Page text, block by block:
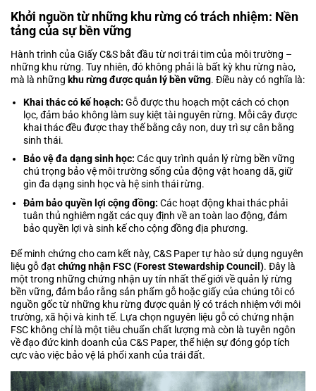
Khởi nguồn từ những khu rừng có trách nhiệm: Nền
tảng của sự bền vững
Hành trình của Giấy C&S bắt đầu từ nơi trái tim của môi trường –
những khu rừng. Tuy nhiên, đó không phải là bất kỳ khu rừng nào,
mà là những khu rừng được quản lý bền vững. Điều này có nghĩa là:
Khai thác có kế hoạch: Gỗ được thu hoạch một cách có chọn
lọc, đảm bảo không làm suy kiệt tài nguyên rừng. Mỗi cây được
khai thác đều được thay thế bằng cây non, duy trì sự cân bằng
sinh thái.
Bảo vệ đa dạng sinh học: Các quy trình quản lý rừng bền vững
chú trọng bảo vệ môi trường sống của động vật hoang dã, giữ
gìn đa dạng sinh học và hệ sinh thái rừng.
Đảm bảo quyền lợi cộng đồng: Các hoạt động khai thác phải
tuân thủ nghiêm ngặt các quy định về an toàn lao động, đảm
bảo quyền lợi và sinh kế cho cộng đồng địa phương.
Để minh chứng cho cam kết này, C&S Paper tự hào sử dụng nguyên
liệu gỗ đạt chứng nhận FSC (Forest Stewardship Council). Đây là
một trong những chứng nhận uy tín nhất thế giới về quản lý rừng
bền vững, đảm bảo rằng sản phẩm gỗ hoặc giấy của chúng tôi có
nguồn gốc từ những khu rừng được quản lý có trách nhiệm với môi
trường, xã hội và kinh tế. Lựa chọn nguyên liệu gỗ có chứng nhận
FSC không chỉ là một tiêu chuẩn chất lượng mà còn là tuyên ngôn
về đạo đức kinh doanh của C&S Paper, thể hiện sự đóng góp tích
cực vào việc bảo vệ lá phổi xanh của trái đất.